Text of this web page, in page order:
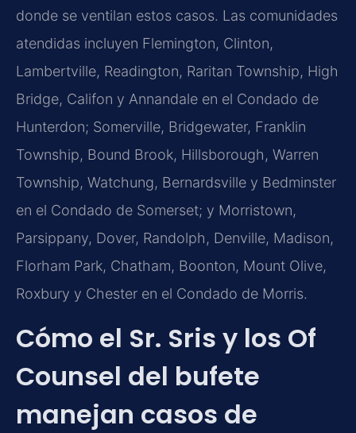
donde se ventilan estos casos. Las comunidades
atendidas incluyen Flemington, Clinton,
Lambertville, Readington, Raritan Township, High
Bridge, Califon y Annandale en el Condado de
Hunterdon; Somerville, Bridgewater, Franklin
Township, Bound Brook, Hillsborough, Warren
Township, Watchung, Bernardsville y Bedminster
en el Condado de Somerset; y Morristown,
Parsippany, Dover, Randolph, Denville, Madison,
Florham Park, Chatham, Boonton, Mount Olive,
Roxbury y Chester en el Condado de Morris.
Cómo el Sr. Sris y los Of
Counsel del bufete
manejan casos de